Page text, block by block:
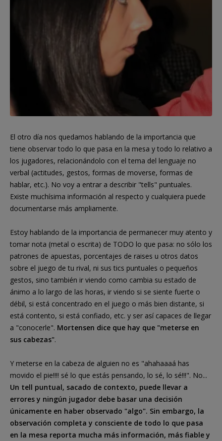
El otro día nos quedamos hablando de la importancia que
tiene observar todo lo que pasa en la mesa y todo lo relativo a
los jugadores, relacionándolo con el tema del lenguaje no
verbal (actitudes, gestos, formas de moverse, formas de
hablar, etc.). No voy a entrar a describir "tells" puntuales.
Existe muchísima información al respecto y cualquiera puede
documentarse más ampliamente.
Estoy hablando de la importancia de permanecer muy atento y
tomar nota (metal o escrita) de TODO lo que pasa: no sólo los
patrones de apuestas, porcentajes de raises u otros datos
sobre el juego de tu rival, ni sus tics puntuales o pequeños
gestos, sino también ir viendo como cambia su estado de
ánimo a lo largo de las horas, ir viendo si se siente fuerte o
débil, si está concentrado en el juego o más bien distante, si
está contento, si está confiado, etc. y ser así capaces de llegar
a "conocerle". Mortensen dice que hay que "meterse en
sus cabezas".
Y meterse en la cabeza de alguien no es "ahahaaaá has
movido el pie!!!! sé lo que estás pensando, lo sé, lo sé!!!". No...
Un tell puntual, sacado de contexto, puede llevar a
errores y ningún jugador debe basar una decisión
únicamente en haber observado "algo". Sin embargo, la
observación completa y consciente de todo lo que pasa
en la mesa reporta mucha más información, más fiable y